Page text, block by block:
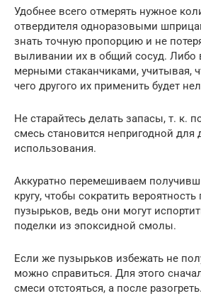
Удобнее всего отмерять нужное
отвердителя одноразовыми
знать точную пропорцию и не
выливании их в общий сосуд. Либо
мерными стаканчиками, учитывая,
чего другого их применить будет
Не старайтесь делать запасы, т. к.
смесь становится непригодной для
использования.
Аккуратно перемешиваем
кругу, чтобы сократить
пузырьков, ведь они могут
поделки из эпоксидной смолы.
Если же пузырьков избежать не
можно справиться. Для этого
смеси отстояться, а после